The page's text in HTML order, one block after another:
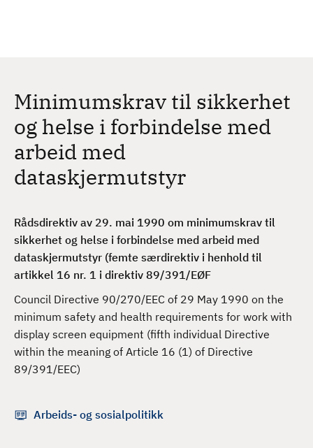
Minimumskrav til sikkerhet
og helse i forbindelse med
arbeid med
dataskjermutstyr
Rådsdirektiv av 29. mai 1990 om minimumskrav til
sikkerhet og helse i forbindelse med arbeid med
dataskjermutstyr (femte særdirektiv i henhold til
artikkel 16 nr. 1 i direktiv 89/391/EØF
Council Directive 90/270/EEC of 29 May 1990 on the
minimum safety and health requirements for work with
display screen equipment (fifth individual Directive
within the meaning of Article 16 (1) of Directive
89/391/EEC)
Arbeids- og sosialpolitikk